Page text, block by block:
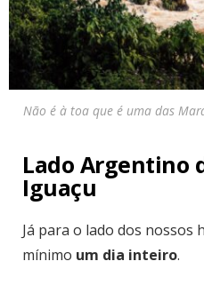
Não é à toa que é uma das
Lado Argentino
Iguaçu
Já para o lado dos nossos
mínimo um dia inteiro.